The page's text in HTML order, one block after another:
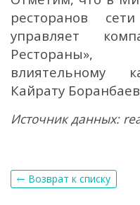
ресторанов
управляет
влиятельному
Кайрату
Источник данных:
Возврат к списку